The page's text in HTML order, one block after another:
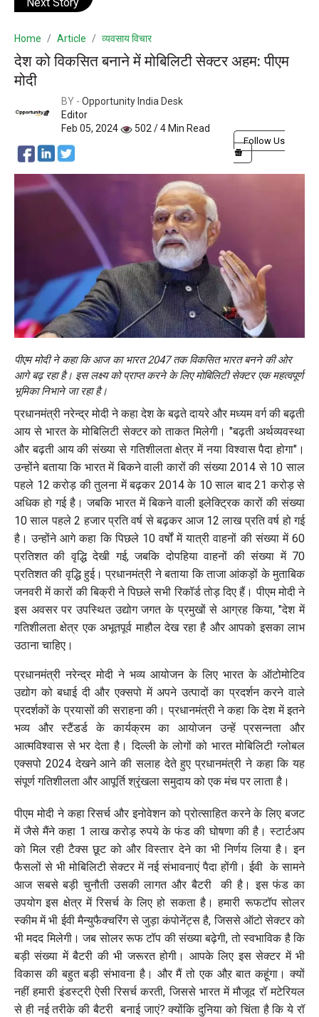
Home Article व्यवसाय विचार
देश को विकसित बनाने में मोबिलिटी सेक्टर अहम: पीएम
मोदी
BY - Opportunity India Desk
Editor
Feb 05, 2024
502 / 4 Min Read
Follow Us
पीएम मोदी ने कहा कि आज का भारत 2047 तक विकसित भारत बनने की ओर
आगे बढ़ रहा है। इस लक्ष्य को प्राप्त करने के लिए मोबिलिटी सेक्टर एक महत्वपूर्ण
भूमिका निभाने जा रहा है।
प्रधानमंत्री नरेन्‍द्र मोदी ने कहा देश के बढ़ते दायरे और मध्यम वर्ग की बढ़ती
आय से भारत के मोबिलिटी सेक्टर को ताकत मिलेगी। "बढ़ती अर्थव्यवस्था
और बढ़ती आय की संख्‍या से गतिशीलता क्षेत्र में नया विश्वास पैदा होगा"।
उन्होंने बताया कि भारत में बिकने वाली कारों की संख्या 2014 से 10 साल
पहले 12 करोड़ की तुलना में बढ़कर 2014 के 10 साल बाद 21 करोड़ से
अधिक हो गई है। जबकि भारत में बिकने वाली इलेक्ट्रिक कारों की संख्या
10 साल पहले 2 हजार प्रति वर्ष से बढ़कर आज 12 लाख प्रति वर्ष हो गई
है। उन्होंने आगे कहा कि पिछले 10 वर्षों में यात्री वाहनों की संख्या में 60
प्रतिशत की वृद्धि देखी गई, जबकि दोपहिया वाहनों की संख्या में 70
प्रतिशत की वृद्धि हुई। प्रधानमंत्री ने बताया कि ताजा आंकड़ों के मुताबिक
जनवरी में कारों की बिक्री ने पिछले सभी रिकॉर्ड तोड़ दिए हैं। पीएम मोदी ने
इस अवसर पर उपस्थित उद्योग जगत के प्रमुखों से आग्रह किया, "देश में
गतिशीलता क्षेत्र एक अभूतपूर्व माहौल देख रहा है और आपको इसका लाभ
उठाना चाहिए।
प्रधानमंत्री नरेन्‍द्र मोदी ने भव्य आयोजन के लिए भारत के ऑटोमोटिव
उद्योग को बधाई दी और एक्सपो में अपने उत्पादों का प्रदर्शन करने वाले
प्रदर्शकों के प्रयासों की सराहना की। प्रधानमंत्री ने कहा कि देश में इतने
भव्य और स्‍टैंडर्ड के कार्यक्रम का आयोजन उन्हें प्रसन्नता और
आत्मविश्वास से भर देता है। दिल्ली के लोगों को भारत मोबिलिटी ग्लोबल
एक्सपो 2024 देखने आने की सलाह देते हुए प्रधानमंत्री ने कहा कि यह
संपूर्ण गतिशीलता और आपूर्ति श्रृंखला समुदाय को एक मंच पर लाता है।
पीएम मोदी ने कहा रिसर्च और इनोवेशन को प्रोत्साहित करने के लिए बजट
में जैसे मैंने कहा 1 लाख करोड़ रुपये के फंड की घोषणा की है। स्टार्टअप
को मिल रही टैक्स छूट को और विस्तार देने का भी निर्णय लिया है। इन
फैसलों से भी मोबिलिटी सेक्टर में नई संभावनाएं पैदा होंगी। ईवी के सामने
आज सबसे बड़ी चुनौती उसकी लागत और बैटरी की है। इस फंड का
उपयोग इस क्षेत्र में रिसर्च के लिए हो सकता है। हमारी रूफटॉप सोलर
स्कीम में भी ईवी मैन्युफैक्चरिंग से जुड़ा कंपोनेंट्स है, जिससे ऑटो सेक्टर को
भी मदद मिलेगी। जब सोलर रूफ टॉप की संख्या बढ़ेगी, तो स्वभाविक है कि
बड़ी संख्या में बैटरी की भी जरूरत होगी। आपके लिए इस सेक्टर में भी
विकास की बहुत बड़ी संभावना है। और मैं तो एक औऱ बात कहूंगा। क्यों
नहीं हमारी इंडस्ट्री ऐसी रिसर्च करती, जिससे भारत में मौजूद रॉ मटेरियल
से ही नई तरीके की बैटरी बनाई जाएं? क्योंकि दुनिया को चिंता है कि ये रॉ